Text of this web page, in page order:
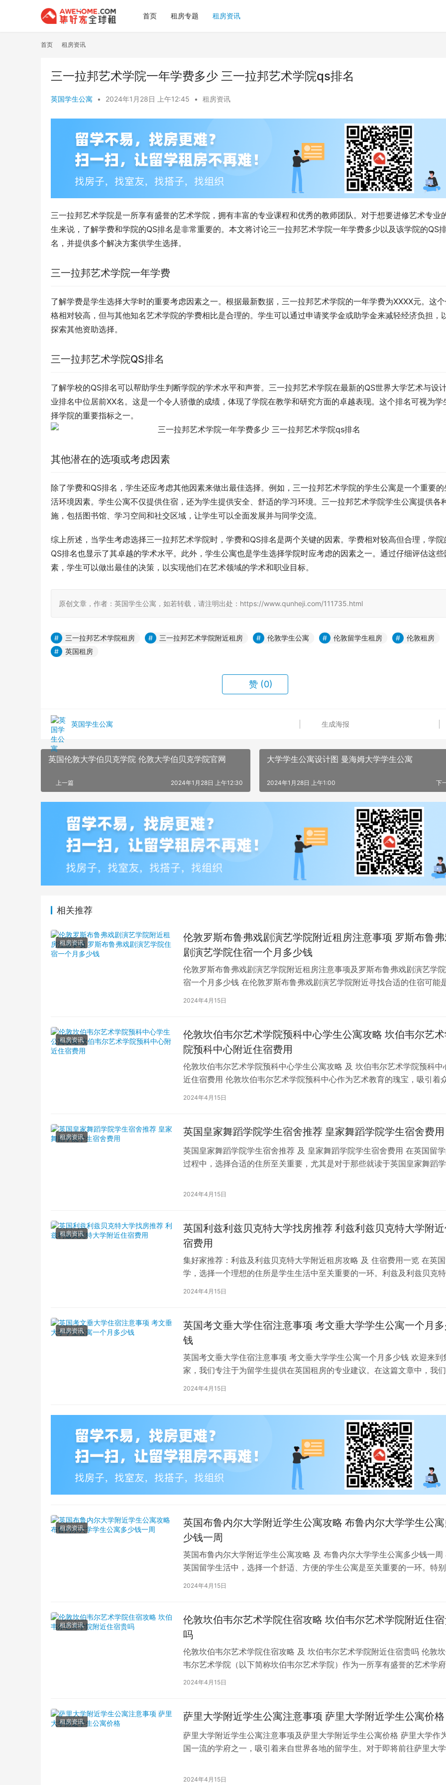
首页 租房专题 租房资讯
首页 租房资讯
三一拉邦艺术学院一年学费多少 三一拉邦艺术学院qs排名
英国学生公寓 • 2024年1月28日 上午12:45 • 租房资讯
三一拉邦艺术学院是一所享有盛誉的艺术学院，拥有丰富的专业课程和优秀的教师团队。对于想要进修艺术专业
生来说，了解学费和学院的QS排名是非常重要的。本文将讨论三一拉邦艺术学院一年学费多少以及该学院的QS
名，并提供多个解决方案供学生选择。
三一拉邦艺术学院一年学费
了解学费是学生选择大学时的重要考虑因素之一。根据最新数据，三一拉邦艺术学院的一年学费为XXXX元。这
格相对较高，但与其他知名艺术学院的学费相比是合理的。学生可以通过申请奖学金或助学金来减轻经济负担，
探索其他资助选择。
三一拉邦艺术学院QS排名
了解学校的QS排名可以帮助学生判断学院的学术水平和声誉。三一拉邦艺术学院在最新的QS世界大学艺术与设
业排名中位居前XX名。这是一个令人骄傲的成绩，体现了学院在教学和研究方面的卓越表现。这个排名可视为学
择学院的重要指标之一。
其他潜在的选项或考虑因素
除了学费和QS排名，学生还应考虑其他因素来做出最佳选择。例如，三一拉邦艺术学院的学生公寓是一个重要的
活环境因素。学生公寓不仅提供住宿，还为学生提供安全、舒适的学习环境。三一拉邦艺术学院学生公寓提供各
施，包括图书馆、学习空间和社交区域，让学生可以全面发展并与同学交流。
综上所述，当学生考虑选择三一拉邦艺术学院时，学费和QS排名是两个关键的因素。学费相对较高但合理，学院
QS排名也显示了其卓越的学术水平。此外，学生公寓也是学生选择学院时应考虑的因素之一。通过仔细评估这些
素，学生可以做出最佳的决策，以实现他们在艺术领域的学术和职业目标。
原创文章，作者：英国学生公寓，如若转载，请注明出处：https://www.qunheji.com/111735.html
三一拉邦艺术学院租房 三一拉邦艺术学院附近租房 伦敦学生公寓 伦敦留学生租房
伦敦租房
英国租房
赞 (0)
英国学生公寓 生成海报
英国伦敦大学伯贝克学院 伦敦大学伯贝克学院官网
上一篇 2024年1月28日 上午12:30
大学学生公寓设计图 曼海姆大学学生公寓
下
2024年1月28日 上午1:00
相关推荐
租房资讯
伦敦罗斯布鲁弗戏剧演艺学院附近租房注意事项 罗斯布鲁
剧演艺学院住宿一个月多少钱
伦敦罗斯布鲁弗戏剧演艺学院附近租房注意事项及罗斯布鲁弗戏剧演艺学
宿一个月多少钱 在伦敦罗斯布鲁弗戏剧演艺学院附近寻找合适的住宿可能
学生活中的一项关键任务。为了帮助您顺利完成…
2024年4月15日
租房资讯
伦敦坎伯韦尔艺术学院预科中心学生公寓攻略 坎伯韦尔艺
院预科中心附近住宿费用
伦敦坎伯韦尔艺术学院预科中心学生公寓攻略 及 坎伯韦尔艺术学院预科中
近住宿费用 伦敦坎伯韦尔艺术学院预科中心作为艺术教育的瑰宝，吸引着
2024年4月15日
租房资讯 英国皇家舞蹈学院学生宿舍推荐 皇家舞蹈学院学生宿舍费用
英国皇家舞蹈学院学生宿舍推荐 及 皇家舞蹈学院学生宿舍费用 在英国留
过程中，选择合适的住所至关重要，尤其是对于那些就读于英国皇家舞蹈学
2024年4月15日
租房资讯
英国利兹利兹贝克特大学找房推荐 利兹利兹贝克特大学附
宿费用
集好家推荐：利兹及利兹贝克特大学附近租房攻略 及 住宿费用一览 在英
学，选择一个理想的住所是学生生活中至关重要的一环。利兹及利兹贝克特
学（以下简称利兹贝大）作为英国一所卓越的…
2024年4月15日
租房资讯
英国考文垂大学住宿注意事项 考文垂大学学生公寓一个月
钱
英国考文垂大学住宿注意事项 考文垂大学学生公寓一个月多少钱 欢迎来到
家，我们专注于为留学生提供在英国租房的专业建议。在这篇文章中，我们
深入探讨英国考文垂大学住宿的注意事项，以…
2024年4月15日
租房资讯
英国布鲁内尔大学附近学生公寓攻略 布鲁内尔大学学生公寓
少钱一周
英国布鲁内尔大学附近学生公寓攻略 及 布鲁内尔大学学生公寓多少钱一周
英国留学生活中，选择一个舒适、方便的学生公寓是至关重要的一环。特别
2024年4月15日
租房资讯
伦敦坎伯韦尔艺术学院住宿攻略 坎伯韦尔艺术学院附近住
吗
伦敦坎伯韦尔艺术学院住宿攻略 及 坎伯韦尔艺术学院附近住宿贵吗 伦敦
韦尔艺术学院（以下简称坎伯韦尔艺术学院）作为一所享有盛誉的艺术学府
吸引了全球各地的学子前来学习。而对于即将…
2024年4月15日
租房资讯 萨里大学附近学生公寓注意事项 萨里大学附近学生公寓价格
萨里大学附近学生公寓注意事项及萨里大学附近学生公寓价格 萨里大学作
国一流的学府之一，吸引着来自世界各地的留学生。对于即将前往萨里大学
2024年4月15日